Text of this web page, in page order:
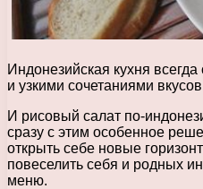
Индонезийская кухня
и узкими сочетаниями
И рисовый салат по-
сразу с этим особенное
открыть себе новые
повеселить себя и родных
меню.